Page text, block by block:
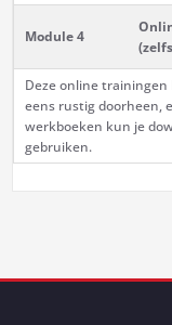
Module 4
Deze online trainingen
eens rustig doorheen,
werkboeken kun je
gebruiken.